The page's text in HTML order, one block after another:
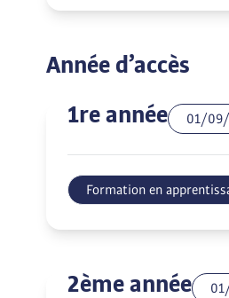
Année d’accès
1re année
01/
Formation en
2ème année